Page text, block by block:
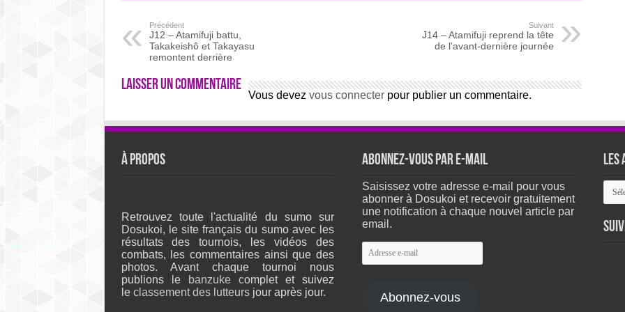
Précédent
J12 – Atamifuji battu,
Takakeishô et Takayasu
remontent derrière
Suivant
J14 – Atamifuji reprend la tête
de l’avant-dernière journée
Laisser un commentaire
Vous devez vous connecterpour publier un commentaire.
À propos
Retrouvez toute l'actualité du sumo sur
Dosukoi, le site français du sumo avec les
résultats des tournois, les vidéos des
combats, les commentaires ainsi que des
photos. Avant chaque tournoi nous
publions le
banzuke complet et suivez
le classement des lutteursjour après jour.
Abonnez-vous par e-mail
Saisissez votre adresse e-mail pour vous
abonner à Dosukoi et recevoir gratuitement
une notification à chaque nouvel article par
email.
Adresse
e-
Abonnez-vous
Les
Les
site